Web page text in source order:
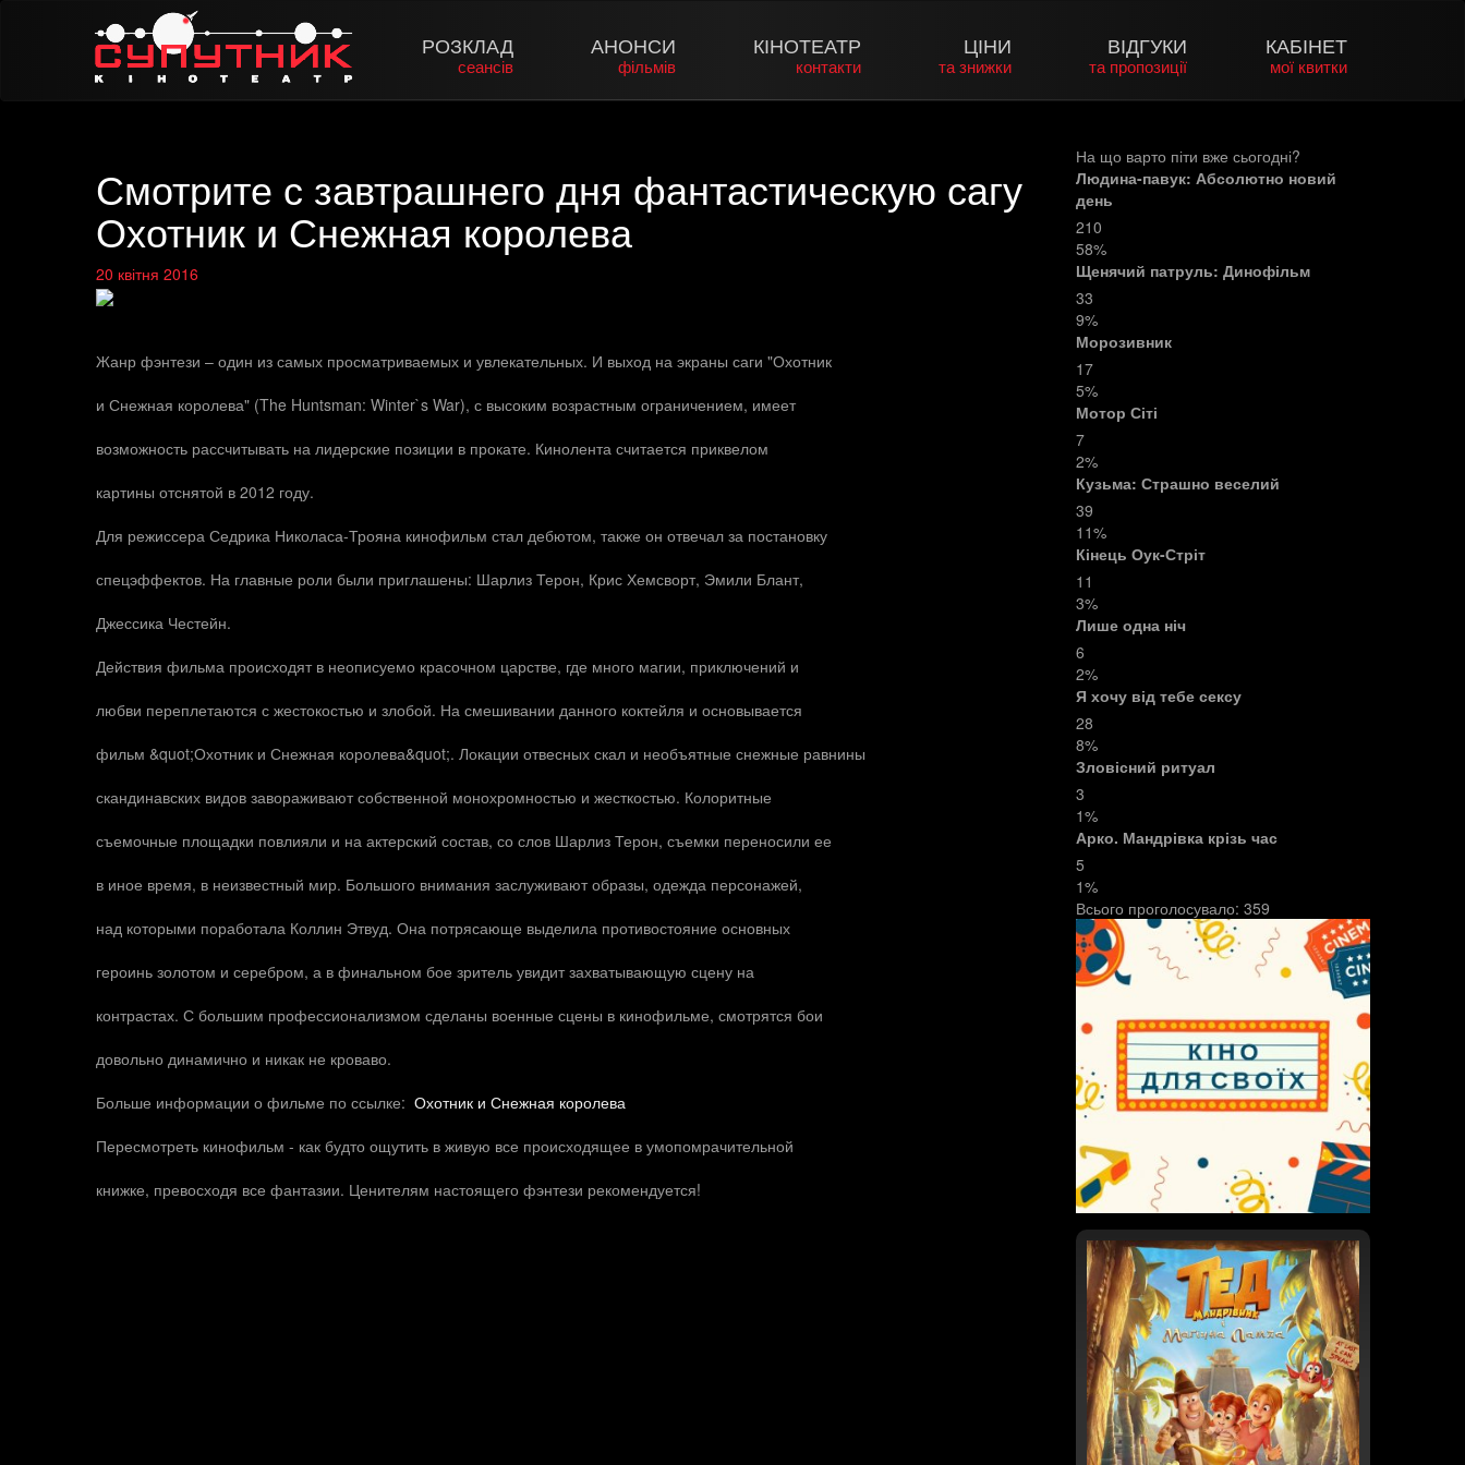
РОЗКЛАД
сеансів
АНОНСИ
фільмів
КІНОТЕАТР
контакти
ЦІНИ
та знижки
ВІДГУКИ
та пропозиції
КАБІНЕТ
мої квитки
Смотрите с завтрашнего дня фантастическую сагу
Охотник и Снежная королева
20 квітня 2016
Жанр фэнтези – один из самых просматриваемых и увлекательных. И выход на экраны саги "Охотник
и Снежная королева" (The Huntsman: Winter`s War), с высоким возрастным ограничением, имеет
возможность рассчитывать на лидерские позиции в прокате. Кинолента считается приквелом
картины отснятой в 2012 году.
Для режиссера Седрика Николаса-Трояна кинофильм стал дебютом, также он отвечал за постановку
спецэффектов. На главные роли были приглашены: Шарлиз Терон, Крис Хемсворт, Эмили Блант,
Джессика Честейн.
Действия фильма происходят в неописуемо красочном царстве, где много магии, приключений и
любви переплетаются с жестокостью и злобой. На смешивании данного коктейля и основывается
фильм &quot;Охотник и Снежная королева&quot;. Локации отвесных скал и необъятные снежные равнины
скандинавских видов завораживают собственной монохромностью и жесткостью. Колоритные
съемочные площадки повлияли и на актерский состав, со слов Шарлиз Терон, съемки переносили ее
в иное время, в неизвестный мир. Большого внимания заслуживают образы, одежда персонажей,
над которыми поработала Коллин Этвуд. Она потрясающе выделила противостояние основных
героинь золотом и серебром, а в финальном бое зритель увидит захватывающую сцену на
контрастах. С большим профессионализмом сделаны военные сцены в кинофильме, смотрятся бои
довольно динамично и никак не кроваво.
Больше информации о фильме по ссылке: Охотник и Снежная королева
Пересмотреть кинофильм - как будто ощутить в живую все происходящее в умопомрачительной
книжке, превосходя все фантазии. Ценителям настоящего фэнтези рекомендуется!
На що варто піти вже сьогодні?
Людина-павук: Абсолютно новий
день
210
58%
Щенячий патруль: Динофільм
33
9%
Морозивник
17
5%
Мотор Сіті
7
2%
Кузьма: Страшно веселий
39
11%
Кінець Оук-Стріт
11
3%
Лише одна ніч
6
2%
Я хочу від тебе сексу
28
8%
Зловісний ритуал
3
1%
Арко. Мандрівка крізь час
5
1%
Всього проголосувало: 359